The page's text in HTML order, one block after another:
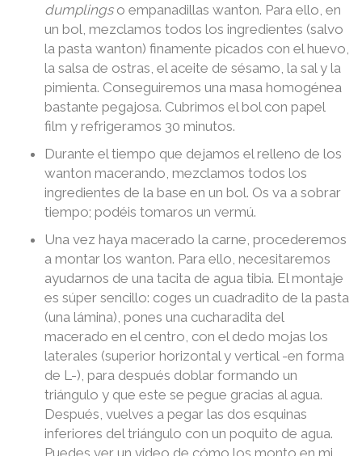
dumplingso empanadillas wanton. Para ello, en
un bol, mezclamos todos los ingredientes (salvo
la pasta wanton) finamente picados con el huevo,
la salsa de ostras, el aceite de sésamo, la sal y la
pimienta. Conseguiremos una masa homogénea
bastante pegajosa. Cubrimos el bol con papel
film y refrigeramos 30 minutos.
Durante el tiempo que dejamos el relleno de los
wanton macerando, mezclamos todos los
ingredientes de la base en un bol. Os va a sobrar
tiempo; podéis tomaros un vermú.
Una vez haya macerado la carne, procederemos
a montar los wanton. Para ello, necesitaremos
ayudarnos de una tacita de agua tibia. El montaje
es súper sencillo: coges un cuadradito de la pasta
(una lámina), pones una cucharadita del
macerado en el centro, con el dedo mojas los
laterales (superior horizontal y vertical -en forma
de L-), para después doblar formando un
triángulo y que este se pegue gracias al agua.
Después, vuelves a pegar las dos esquinas
inferiores del triángulo con un poquito de agua.